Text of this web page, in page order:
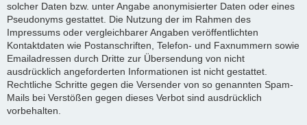
solcher Daten bzw. unter Angabe anonymisierter Daten oder eines
Pseudonyms gestattet. Die Nutzung der im Rahmen des
Impressums oder vergleichbarer Angaben veröffentlichten
Kontaktdaten wie Postanschriften, Telefon- und Faxnummern sowie
Emailadressen durch Dritte zur Übersendung von nicht
ausdrücklich angeforderten Informationen ist nicht gestattet.
Rechtliche Schritte gegen die Versender von so genannten Spam-
Mails bei Verstößen gegen dieses Verbot sind ausdrücklich
vorbehalten.